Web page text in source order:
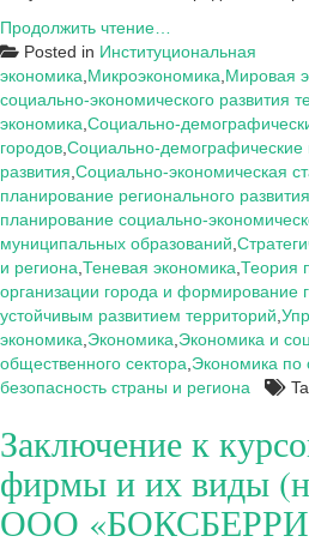
Продолжить чтение…
содержание
дохода
фирмы
Posted in Институциональная
экономика Микроэкономика Мировая
социально-экономического развития
экономика Социально-
городов Социально-демографические
развития Социально-экономическая
планирование регионального развития
планирование социально-
муниципальных образований
и региона Теневая экономика Теория
организации города и формирование
устойчивым развитием территорий
экономика Экономика Экономика и
общественного сектора Экономика по
безопасность страны и региона
Заключение к
фирмы и их виды
ООО